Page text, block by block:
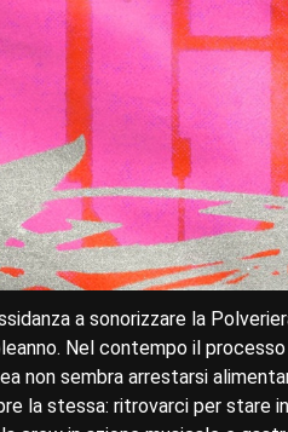
a sonorizzare la
Nel contempo il
non sembra arrestarsi
la stessa: ritrovarci per stare